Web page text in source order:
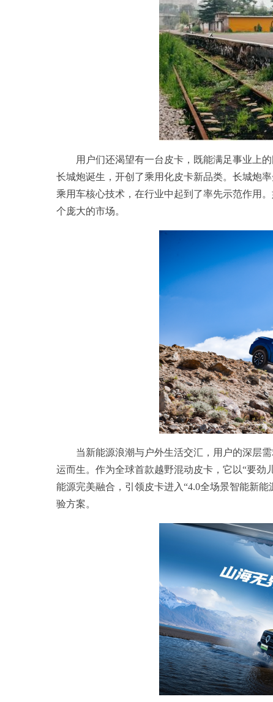
用户们还渴望有一台皮卡，既能满足事业上
长城炮诞生，开创了乘用化皮卡新品类。长城炮
乘用车核心技术，在行业中起到了率先示范作用
个庞大的市场。
当新能源浪潮与户外生活交汇，用户的深层
运而生。作为全球首款越野混动皮卡，它以“要
能源完美融合，引领皮卡进入“4.0全场景智能新
验方案。